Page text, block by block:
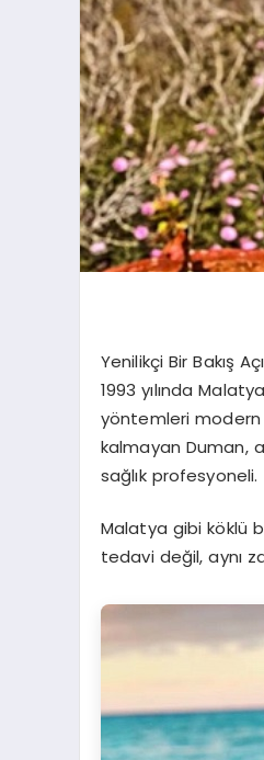
Yenilikçi Bir Bakış
1993 yılında
yöntemleri modern
kalmayan Duman,
sağlık profesyoneli.
Malatya gibi köklü
tedavi değil, aynı